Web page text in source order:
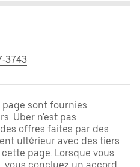
3743
sont fournies
Uber n'est pas
offres faites par des
ultérieur avec des tiers
page. Lorsque vous